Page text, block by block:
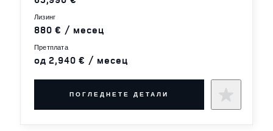
лизинг
880 € / месец
претплата
од 2,940 € / месец
ПОГЛЕДНЕТЕ ДЕТАЛИ